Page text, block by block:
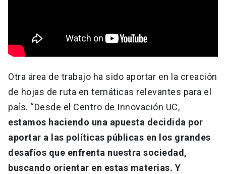
Otra área de trabajo ha sido aportar en la creación
de hojas de ruta en temáticas relevantes para el
país. “Desde el Centro de Innovación UC,
estamos haciendo una apuesta decidida por
aportar a las políticas públicas en los grandes
desafíos que enfrenta nuestra sociedad,
buscando orientar en estas materias. Y